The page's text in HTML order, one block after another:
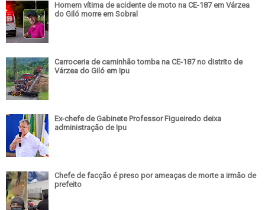
Homem vítima de acidente de moto na CE-187 em Várzea
do Giló morre em Sobral
Carroceria de caminhão tomba na CE-187 no distrito de
Várzea do Giló em Ipu
Ex-chefe de Gabinete Professor Figueiredo deixa
administração de Ipu
Chefe de facção é preso por ameaças de morte a irmão de
prefeito